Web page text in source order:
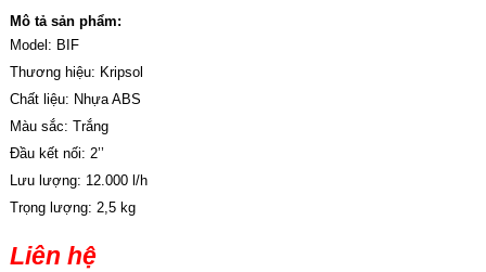
Mô tả sản phẩm:
Model: BIF
Thương hiệu: Kripsol
Chất liệu: Nhựa ABS
Màu sắc: Trắng
Đầu kết nối: 2’’
Lưu lượng: 12.000 l/h
Trọng lượng: 2,5 kg
Liên hệ